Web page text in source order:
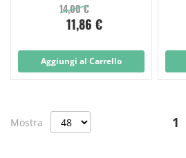
14,00 €
11,86 €
Aggiungi al Carrello
1
Mostra